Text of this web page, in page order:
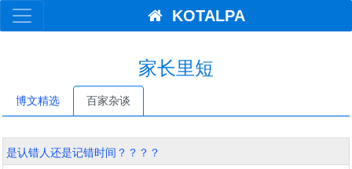
KOTALPA
家长里短
博文精选 百家杂谈
是认错人还是记错时间？？？？